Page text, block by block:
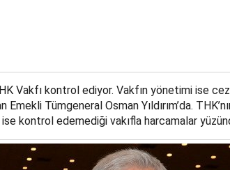
Vakfı kontrol ediyor. Vakfın yönetimi ise
Tümgeneral Osman Yıldırım’da.
kontrol edemediği vakıfla harcamalar